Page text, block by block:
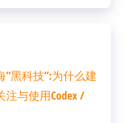
“黑科技”:为什么建
与使用Codex /